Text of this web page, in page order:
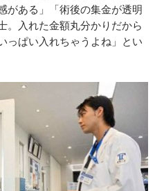
がある」「術後の集金が透明
。入れた金額丸分かりだから
っぱい入れちゃうよね」とい